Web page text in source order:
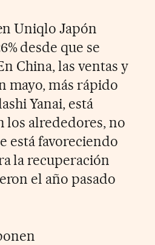
Uniqlo Japón
desde que se
China, las ventas y
mayo, más rápido
Yanai, está
los alrededores, no
está favoreciendo
la recuperación
el año pasado